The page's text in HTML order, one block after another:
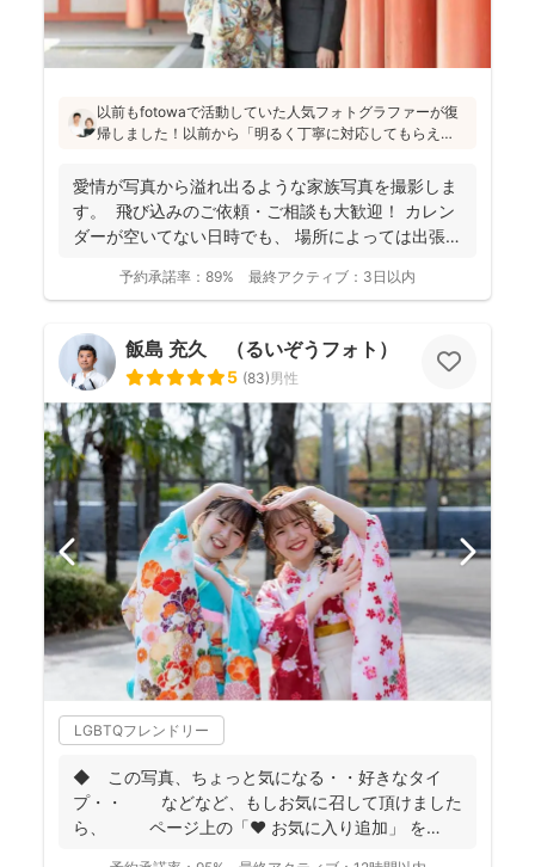
以前もfotowaで活動していた人気フォトグラファーが復
帰しました！以前から「明るく丁寧に対応してもらえ
と好評です♪特にニューボーンフォトは様々な研修を受講
し、クオリティ高いお写真をお届けされています(^^)
愛情が写真から溢れ出るような家族写真を撮影しま
す。 飛び込みのご依頼・ご相談も大歓迎！ カレン
ダーが空いてない日時でも、 場所によっては出張で
予約承諾率： 89% 最終アクティブ： 3日以内
飯島 充久 （るいぞうフォト）
5 (83)男性
LGBTQフレンドリー
◆ この写真、ちょっと気になる・・好きなタイ
プ・・ などなど、もしお気に召して頂けました
ら、 ページ上の「❤ お気に入り追加」 を